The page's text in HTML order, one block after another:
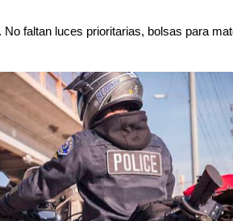
No faltan luces prioritarias, bolsas para